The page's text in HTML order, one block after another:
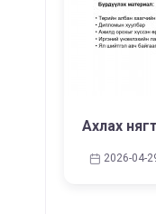
Ахлах
2026-04-